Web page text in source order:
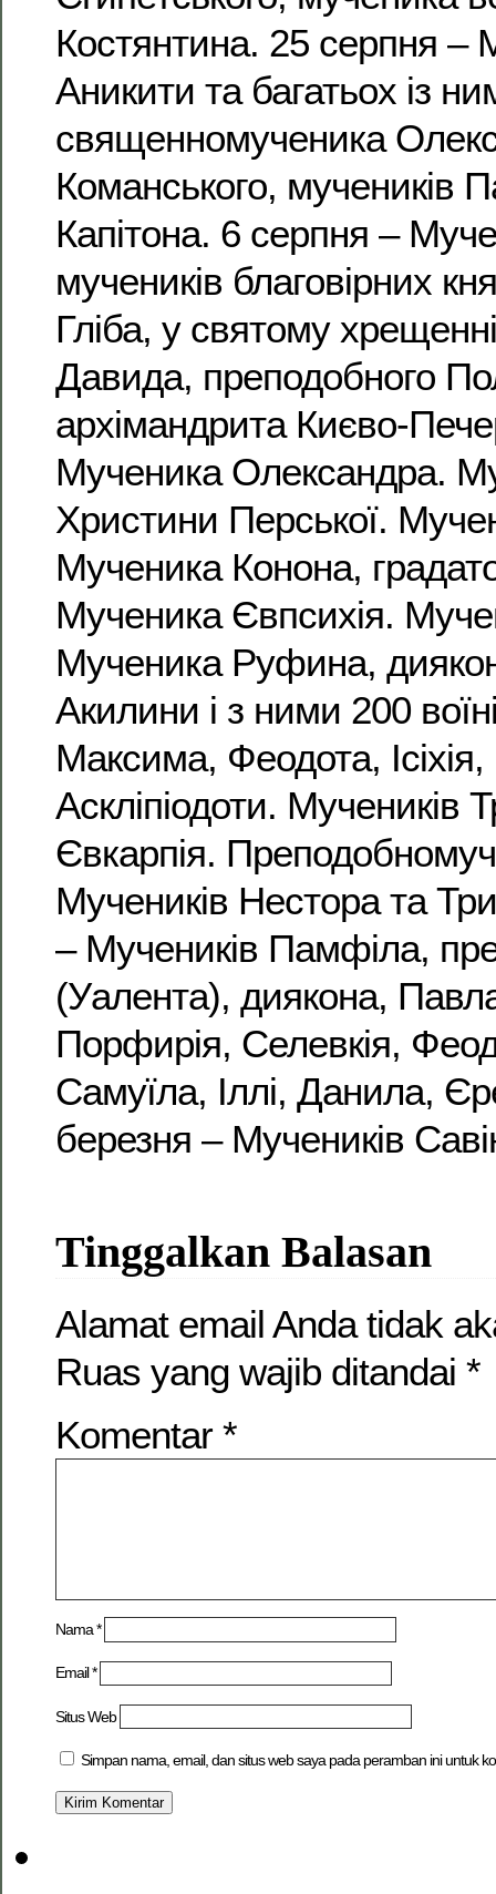
Костянтина. 25 серпня –
Аникити та багатьох із
священномученика
Команського, мучеників
Капітона. 6 серпня –
мучеників благовірних
Гліба, у святому
Давида, преподобного
архімандрита Києво-
Мученика Олександра.
Христини Перської.
Мученика Конона,
Мученика Євпсихія.
Мученика Руфина,
Акилини і з ними 200
Максима, Феодота,
Аскліпіодоти. Мучеників
Євкарпія.
Мучеників Нестора та
– Мучеників Памфіла,
(Уалента), диякона,
Порфирія, Селевкія,
Самуїла, Іллі, Данила,
березня – Мучеників
Tinggalkan Balasan
Alamat email Anda tidak
Ruas yang wajib ditandai *
Komentar *
Nama*
Email*
Situs Web
Simpan nama, email, dan situs web saya pada peramban ini untuk